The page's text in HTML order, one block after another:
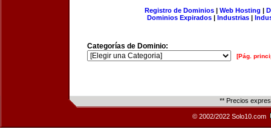
Registro de Dominios| Web Hosting |
Dominios Expirados | Industrias |
Categorías de Dominio:
[Pág.
** Precios
© 2002/2022 Solo10.com